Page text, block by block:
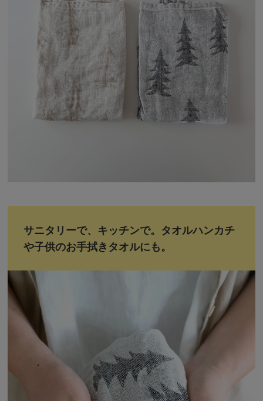
サニタリーで、キッチンで。タオルハンカチ
や子供のお手拭きタオルにも。